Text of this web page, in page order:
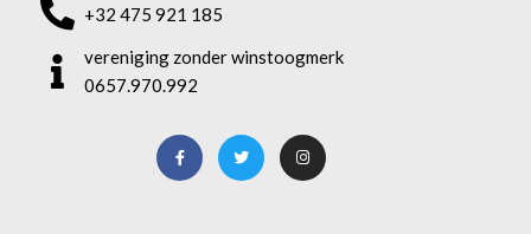
+32 475 921 185
vereniging zonder winstoogmerk
0657.970.992